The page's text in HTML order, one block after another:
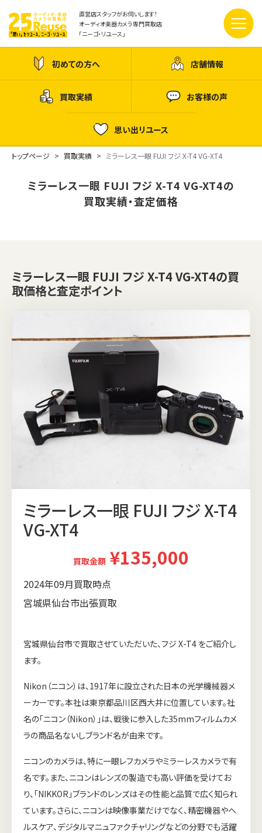
直営店スタッフがお伺いします！
オーディオ楽器カメラ専門買取店
「ニーゴ・リユース」
初めての方へ 店舗情報
買取実績 お客様の声
思い出リユース
トップページ 買取実績 ミラーレス一眼 FUJI フジ X-T4 VG-XT4
ミラーレス一眼 FUJI フジ X-T4 VG-XT4の
買取実績・査定価格
ミラーレス一眼 FUJI フジ X-T4 VG-XT4の買
取価格と査定ポイント
ミラーレス一眼 FUJI フジ X-T4
VG-XT4
買取金額 ¥135,000
2024年09月買取時点
宮城県仙台市出張買取
宮城県仙台市で買取させていただいた、フジ X-T4 をご紹介し
ます。
Nikon（ニコン）は、1917年に設立された日本の光学機械器メ
ーカーです。本社は東京都品川区西大井に位置しています。社
名の「ニコン（Nikon）」は、戦後に参入した35mmフィルムカメ
ラの商品名ないしブランド名が由来です。
ニコンのカメラは、特に一眼レフカメラやミラーレスカメラで有
名です。また、ニコンはレンズの製造でも高い評価を受けてお
り、「NIKKOR」ブランドのレンズはその性能と品質で広く知られ
ています。さらに、ニコンは映像事業だけでなく、精密機器やヘ
ルスケア、デジタルマニュファクチャリングなどの分野でも活躍